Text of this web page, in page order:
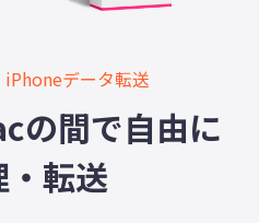
データ転送
の間で自由に
転送